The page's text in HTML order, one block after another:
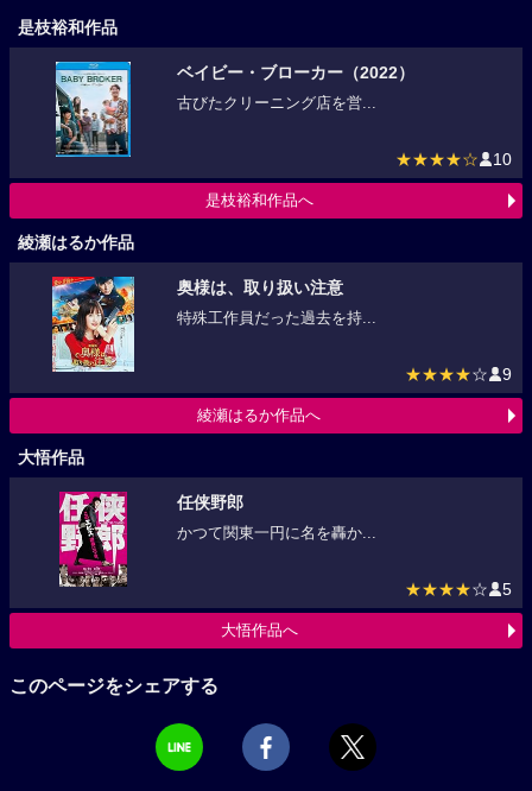
是枝裕和作品
ベイビー・ブローカー（2022）
古びたクリーニング店を営...
★★★★☆ 10
是枝裕和作品へ
綾瀬はるか作品
奥様は、取り扱い注意
特殊工作員だった過去を持...
★★★★☆ 9
綾瀬はるか作品へ
大悟作品
任侠野郎
かつて関東一円に名を轟か...
★★★★☆ 5
大悟作品へ
このページをシェアする